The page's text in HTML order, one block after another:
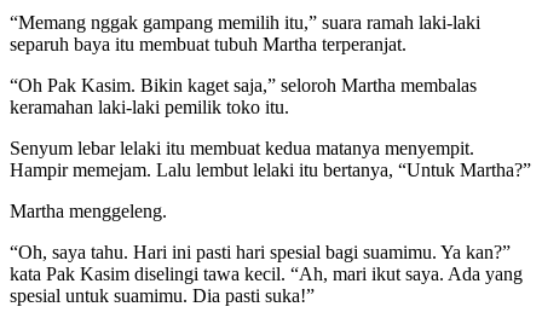
“Memang nggak gampang memilih itu,” suara ramah laki-laki
separuh baya itu membuat tubuh Martha terperanjat.
“Oh Pak Kasim. Bikin kaget saja,” seloroh Martha membalas
keramahan laki-laki pemilik toko itu.
Senyum lebar lelaki itu membuat kedua matanya menyempit.
Hampir memejam. Lalu lembut lelaki itu bertanya, “Untuk Martha?”
Martha menggeleng.
“Oh, saya tahu. Hari ini pasti hari spesial bagi suamimu. Ya kan?”
kata Pak Kasim diselingi tawa kecil. “Ah, mari ikut saya. Ada yang
spesial untuk suamimu. Dia pasti suka!”